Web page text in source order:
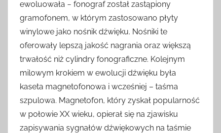
ewoluowała − fonograf został zastąpiony
gramofonem, w którym zastosowano płyty
winylowe jako nośnik dźwięku. Nośniki te
oferowały lepszą jakość nagrania oraz większą
trwałość niż cylindry fonograficzne. Kolejnym
milowym krokiem w ewolucji dźwięku była
kaseta magnetofonowa i wcześniej – taśma
szpulowa. Magnetofon, który zyskał popularność
w połowie XX wieku, opierał się na zjawisku
zapisywania sygnałów dźwiękowych na taśmie